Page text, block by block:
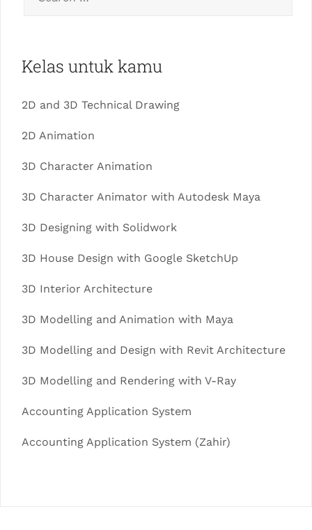
Kelas untuk kamu
2D and 3D Technical Drawing
2D Animation
3D Character Animation
3D Character Animator with Autodesk Maya
3D Designing with Solidwork
3D House Design with Google SketchUp
3D Interior Architecture
3D Modelling and Animation with Maya
3D Modelling and Design with Revit Architecture
3D Modelling and Rendering with V-Ray
Accounting Application System
Accounting Application System (Zahir)